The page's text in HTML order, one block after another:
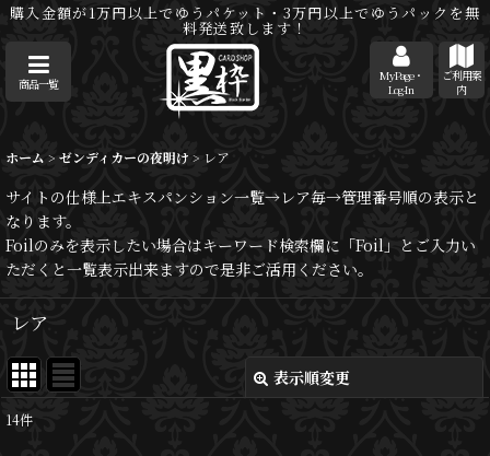
購入金額が1万円以上でゆうパケット・3万円以上でゆうパックを無
料発送致します！
商品一覧
MyPage・
Log-In
ご利用案
内
ホーム > ゼンディカーの夜明け > レア
サイトの仕様上エキスパンション一覧→レア毎→管理番号順の表示と
なります。
Foilのみを表示したい場合はキーワード検索欄に「Foil」とご入力い
ただくと一覧表示出来ますので是非ご活用ください。
レア
表示順変更
14件